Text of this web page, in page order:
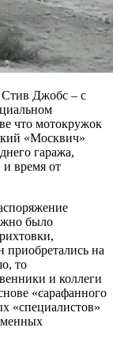
Стив Джобс – с
что мотокружок
«Москвич»
гаража,
и время от
было
на
то
и коллеги
«сарафанного
«специалистов»